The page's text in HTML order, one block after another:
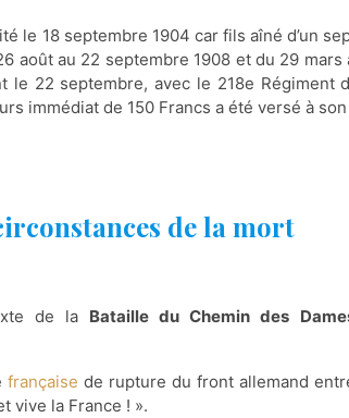
le 18 septembre 1904 car fils aîné d’un
au 22 septembre 1908 et du 29 mars
22 septembre, avec le 218e Régiment
immédiat de 150 Francs a été versé à
de la mort
de la Bataille du Chemin des
française de rupture du front allemand
vive la France ! ».